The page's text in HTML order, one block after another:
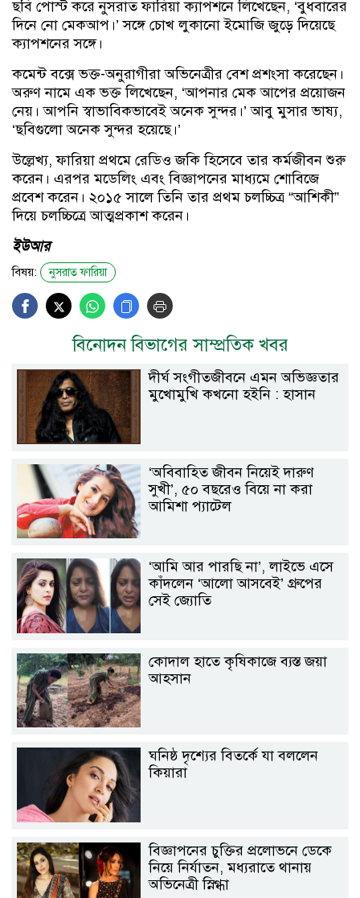
ছবি পোস্ট করে নুসরাত ফারিয়া ক্যাপশনে লিখেছেন, ‘বুধবারের
দিনে নো মেকআপ।’ সঙ্গে চোখ লুকানো ইমোজি জুড়ে দিয়েছে
ক্যাপশনের সঙ্গে।
কমেন্ট বক্সে ভক্ত-অনুরাগীরা অভিনেত্রীর বেশ প্রশংসা করেছেন।
অরুণ নামে এক ভক্ত লিখেছেন, ‘আপনার মেক আপের প্রয়োজন
নেয়। আপনি স্বাভাবিকভাবেই অনেক সুন্দর।’ আবু মুসার ভাষ্য,
‘ছবিগুলো অনেক সুন্দর হয়েছে।’
উল্লেখ্য, ফারিয়া প্রথমে রেডিও জকি হিসেবে তার কর্মজীবন শুরু
করেন। এরপর মডেলিং এবং বিজ্ঞাপনের মাধ্যমে শোবিজে
প্রবেশ করেন। ২০১৫ সালে তিনি তার প্রথম চলচ্চিত্র “আশিকী”
দিয়ে চলচ্চিত্রে আত্মপ্রকাশ করেন।
ইউআর
বিষয়: নুসরাত ফারিয়া
বিনোদন বিভাগের সাম্প্রতিক খবর
দীর্ঘ সংগীতজীবনে এমন অভিজ্ঞতার
মুখোমুখি কখনো হইনি : হাসান
‘অবিবাহিত জীবন নিয়েই দারুণ
সুখী’, ৫০ বছরেও বিয়ে না করা
আমিশা প্যাটেল
‘আমি আর পারছি না’, লাইভে এসে
কাঁদলেন ‘আলো আসবেই’ গ্রুপের
সেই জ্যোতি
কোদাল হাতে কৃষিকাজে ব্যস্ত জয়া
আহসান
ঘনিষ্ঠ দৃশ্যের বিতর্কে যা বললেন
কিয়ারা
বিজ্ঞাপনের চুক্তির প্রলোভনে ডেকে
নিয়ে নির্যাতন, মধ্যরাতে থানায়
অভিনেত্রী স্নিগ্ধা